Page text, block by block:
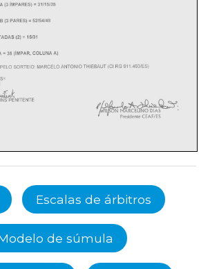
Escalas de árbitros
de súmula